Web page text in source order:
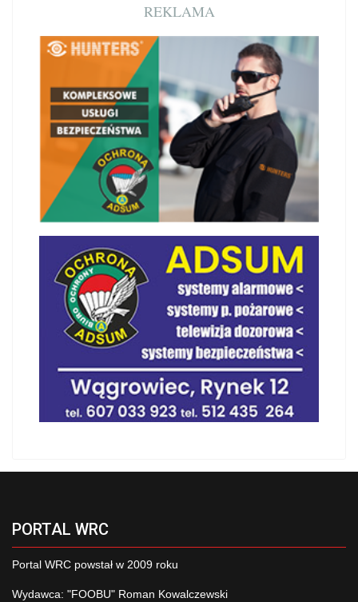
REKLAMA
PORTAL WRC
Portal WRC powstał w 2009 roku
Wydawca: "FOOBU" Roman Kowalczewski